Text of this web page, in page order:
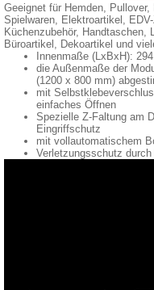
Geeignet für Hemden, Pullover,
Spielwaren, Elektroartikel,
Küchenzubehör, Handtaschen,
Büroartikel, Dekoartikel und
Innenmaße (LxBxH):
die Außenmaße der
(1200 x 800 mm)
mit
einfaches Öffnen
Spezielle Z-Faltung am
Eingriffschutz
mit vollautomatischem
Verletzungsschutz